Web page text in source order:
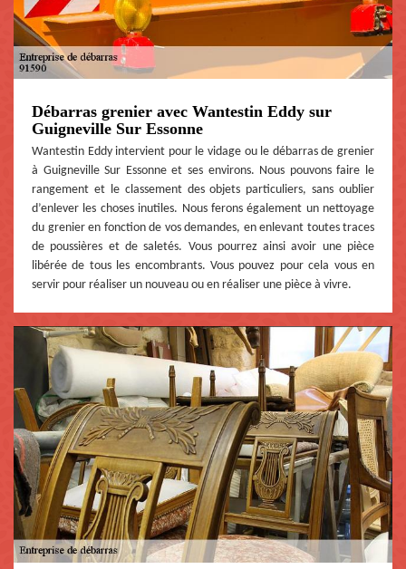
Débarras grenier avec Wantestin Eddy sur
Guigneville Sur Essonne
Wantestin Eddy intervient pour le vidage ou le débarras de grenier
à Guigneville Sur Essonne et ses environs. Nous pouvons faire le
rangement et le classement des objets particuliers, sans oublier
d’enlever les choses inutiles. Nous ferons également un nettoyage
du grenier en fonction de vos demandes, en enlevant toutes traces
de poussières et de saletés. Vous pourrez ainsi avoir une pièce
libérée de tous les encombrants. Vous pouvez pour cela vous en
servir pour réaliser un nouveau ou en réaliser une pièce à vivre.